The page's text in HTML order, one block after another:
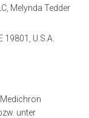
Melynda Tedder
U.S.A.
unter